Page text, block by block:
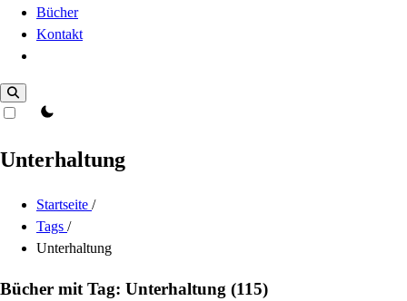
Bücher
Kontakt
theme switcher
Unterhaltung
Startseite /
Tags /
Unterhaltung
Bücher mit Tag: Unterhaltung (115)